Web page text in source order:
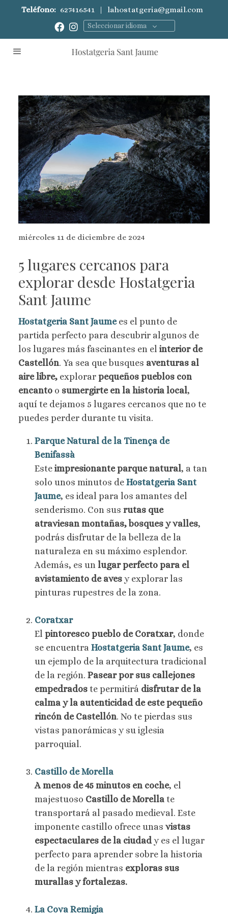
Teléfono: 627416541 | lahostatgeria@gmail.com
Seleccionar idioma
miércoles 11 de diciembre de 2024
5 lugares cercanos para
explorar desde Hostatgeria
Sant Jaume
Hostatgeria Sant Jaume es el punto de
partida perfecto para descubrir algunos de
los lugares más fascinantes en el interior de
Castellón. Ya sea que busques aventuras al
aire libre, explorar pequeños pueblos con
encanto o sumergirte en la historia local,
aquí te dejamos 5 lugares cercanos que no te
puedes perder durante tu visita.
Parque Natural de la Tinença de
Benifassà
Este impresionante parque natural, a tan
solo unos minutos de Hostatgeria Sant
Jaume, es ideal para los amantes del
senderismo. Con sus rutas que
atraviesan montañas, bosques y valles,
podrás disfrutar de la belleza de la
naturaleza en su máximo esplendor.
Además, es un lugar perfecto para el
avistamiento de aves y explorar las
pinturas rupestres de la zona.
Coratxar
El pintoresco pueblo de Coratxar, donde
se encuentra Hostatgeria Sant Jaume, es
un ejemplo de la arquitectura tradicional
de la región. Pasear por sus callejones
empedrados te permitirá disfrutar de la
calma y la autenticidad de este pequeño
rincón de Castellón. No te pierdas sus
vistas panorámicas y su iglesia
parroquial.
Castillo de Morella
A menos de 45 minutos en coche, el
majestuoso Castillo de Morella te
transportará al pasado medieval. Este
imponente castillo ofrece unas vistas
espectaculares de la ciudady es el lugar
perfecto para aprender sobre la historia
de la región mientras exploras sus
murallas y fortalezas.
La Cova Remigia